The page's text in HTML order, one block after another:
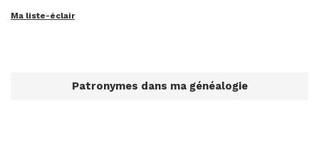
Ma liste-éclair
Patronymes dans ma généalogie